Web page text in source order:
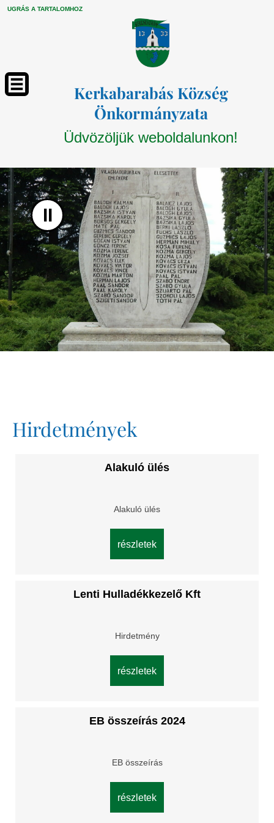
UGRÁS A TARTALOMHOZ
Kerkabarabás Község
Önkormányzata
Üdvözöljük weboldalunkon!
II
Hirdetmények
Alakuló ülés
Alakuló ülés
részletek
Lenti Hulladékkezelő Kft
Hirdetmény
részletek
EB összeírás 2024
EB összeírás
részletek